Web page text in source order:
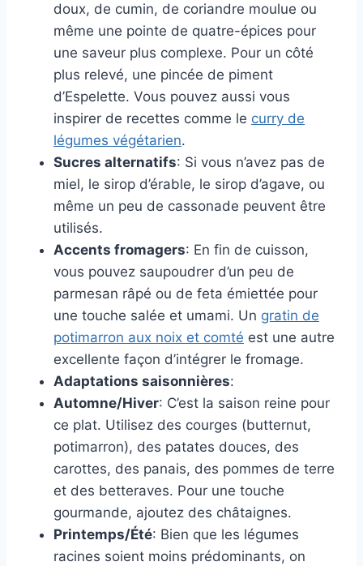
doux, de cumin, de coriandre moulue ou
même une pointe de quatre-épices pour
une saveur plus complexe. Pour un côté
plus relevé, une pincée de piment
d’Espelette. Vous pouvez aussi vous
inspirer de recettes comme le curry de
légumes végétarien.
Sucres alternatifs: Si vous n’avez pas de
miel, le sirop d’érable, le sirop d’agave, ou
même un peu de cassonade peuvent être
utilisés.
Accents fromagers: En fin de cuisson,
vous pouvez saupoudrer d’un peu de
parmesan râpé ou de feta émiettée pour
une touche salée et umami. Un gratin de
potimarron aux noix et comté est une autre
excellente façon d’intégrer le fromage.
Adaptations saisonnières:
Automne/Hiver: C’est la saison reine pour
ce plat. Utilisez des courges (butternut,
potimarron), des patates douces, des
carottes, des panais, des pommes de terre
et des betteraves. Pour une touche
gourmande, ajoutez des châtaignes.
Printemps/Été: Bien que les légumes
racines soient moins prédominants, on